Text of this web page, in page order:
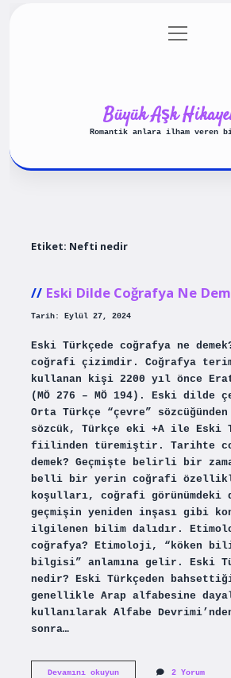
Gizlilik
menüyü
aç
Büyük Aşk
Romantik anlara ilham veren
Etiket: Nefti nedir
Eski Dilde Coğrafya Ne
Tarih: Eylül 27, 2024
Eski Türkçede coğrafya ne
coğrafi çizimdir. Coğrafya
kullanan kişi 2200 yıl önce
(MÖ 276 – MÖ 194). Eski dilde
Orta Türkçe “çevre”
sözcük, Türkçe eki +A ile Eski
fiilinden türemiştir. Tarihte
demek? Geçmişte belirli bir
belli bir yerin coğrafi
koşulları, coğrafi görünümdeki
geçmişin yeniden inşası gibi
ilgilenen bilim dalıdır.
coğrafya? Etimoloji, “köken
bilgisi” anlamına gelir. Eski
nedir? Eski Türkçeden
genellikle Arap alfabesine
kullanılarak Alfabe
sonra…
Devamını okuyunEski
2 Yorum